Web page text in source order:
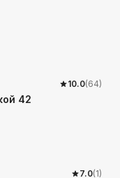
10.0(64)
42
7.0(1)